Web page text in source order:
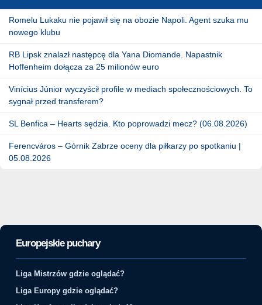
Romelu Lukaku nie pojawił się na obozie Napoli. Agent szuka mu
nowego klubu
RB Lipsk znalazł następcę dla Yana Diomande. Napastnik
Hoffenheim dołącza za 25 milionów euro
Vinícius Júnior wyczyścił profile w mediach społecznościowych. To
sygnał przed transferem?
SL Benfica – Hearts sędzia. Kto poprowadzi mecz? (06.08.2026)
Ferencváros – Górnik Zabrze oceny dla piłkarzy po spotkaniu |
05.08.2026
Europejskie puchary
Liga Mistrzów gdzie oglądać?
Liga Europy gdzie oglądać?